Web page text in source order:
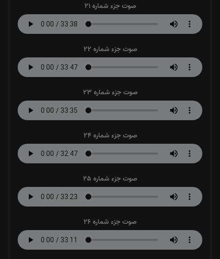
صوت جزء شماره 21
صوت جزء شماره 22
صوت جزء شماره 23
صوت جزء شماره 24
صوت جزء شماره 25
صوت جزء شماره 26